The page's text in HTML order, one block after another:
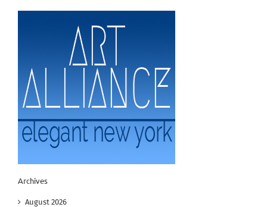
Archives
August 2026